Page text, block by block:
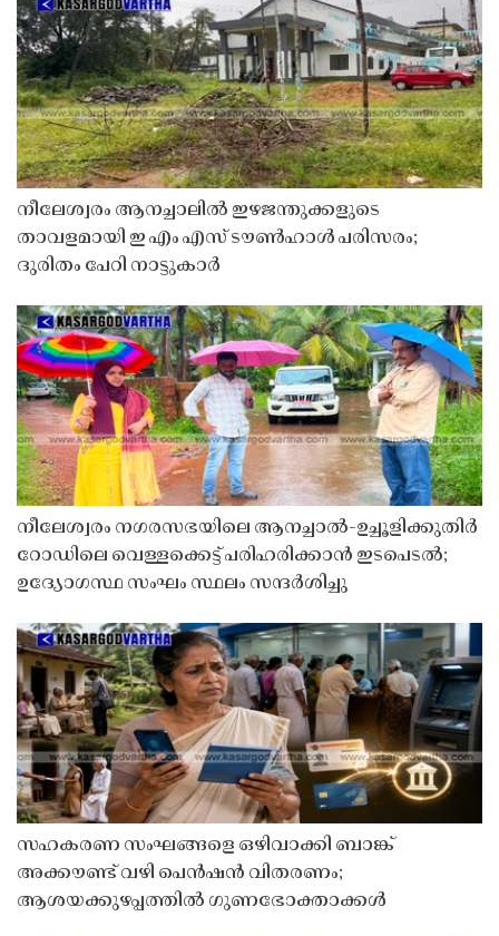
നീലേശ്വരം ആനച്ചാലിൽ ഇഴജന്തുക്കളുടെ
താവളമായി ഇ എം എസ് ടൗൺഹാൾ പരിസരം;
ദുരിതം പേറി നാട്ടുകാർ
നീലേശ്വരം നഗരസഭയിലെ ആനച്ചാൽ-ഉച്ചൂളിക്കുതിർ
റോഡിലെ വെള്ളക്കെട്ട് പരിഹരിക്കാൻ ഇടപെടൽ;
ഉദ്യോഗസ്ഥ സംഘം സ്ഥലം സന്ദർശിച്ചു
സഹകരണ സംഘങ്ങളെ ഒഴിവാക്കി ബാങ്ക്
അക്കൗണ്ട് വഴി പെൻഷൻ വിതരണം;
ആശയക്കുഴപ്പത്തിൽ ഗുണഭോക്താക്കൾ